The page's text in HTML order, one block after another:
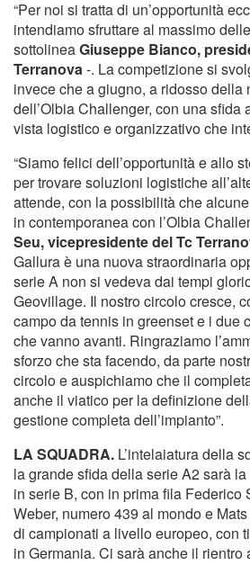
“Per noi si tratta di un’opportunità
intendiamo sfruttare al massimo
sottolineaGiuseppe Bianco,
Terranova -. La competizione si
invece che a giugno, a ridosso della
dell’Olbia Challenger, con una sfida
vista logistico e organizzativo che
“Siamo felici dell’opportunità e allo
per trovare soluzioni logistiche
attende, con la possibilità che
in contemporanea con l’Olbia
Seu, vicepresidente del Tc
Gallura è una nuova straordinaria
serie A non si vedeva dai tempi
Geovillage. Il nostro circolo cresce,
campo da tennis in greenset e i due
che vanno avanti. Ringraziamo
sforzo che sta facendo, da parte
circolo e auspichiamo che il
anche il viatico per la definizione
gestione completa dell’impianto”.
LA SQUADRA. L’intelaiatura della
la grande sfida della serie A2 sarà
in serie B, con in prima fila Federico
Weber, numero 439 al mondo e
di campionati a livello europeo, con
in Germania. Ci sarà anche il